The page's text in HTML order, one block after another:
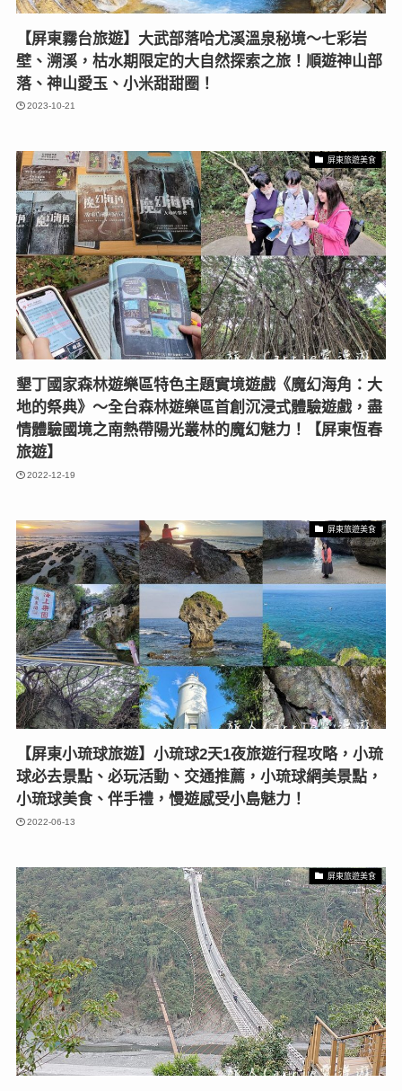
【屏東霧台旅遊】大武部落哈尤溪溫泉秘境〜七彩岩
壁、溯溪，枯水期限定的大自然探索之旅！順遊神山部
落、神山愛玉、小米甜甜圈！
2023-10-21
屏東旅遊美食
墾丁國家森林遊樂區特色主題實境遊戲《魔幻海角：大
地的祭典》〜全台森林遊樂區首創沉浸式體驗遊戲，盡
情體驗國境之南熱帶陽光叢林的魔幻魅力！【屏東恆春
旅遊】
2022-12-19
屏東旅遊美食
【屏東小琉球旅遊】小琉球2天1夜旅遊行程攻略，小琉
球必去景點、必玩活動、交通推薦，小琉球網美景點，
小琉球美食、伴手禮，慢遊感受小島魅力！
2022-06-13
屏東旅遊美食